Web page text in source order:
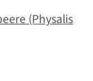
(Physalis